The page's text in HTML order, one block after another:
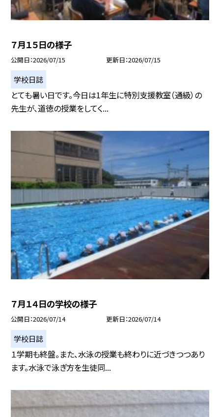
７月１５日の様子
公開日 2026/07/15 更新日 2026/07/15
学校日誌
とても暑い日です。今日は1年生に特別支援教室（通級）の
先生が、道徳の授業をしてく...
７月１４日の学校の様子
公開日 2026/07/14 更新日 2026/07/14
学校日誌
１学期も終盤。また、水泳の授業も終わりに近づきつつあり
ます。水泳で泳ぎ方を生徒同...